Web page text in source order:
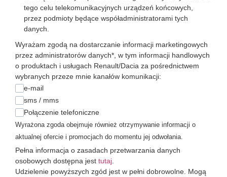
tego celu telekomunikacyjnych urządzeń końcowych,
przez podmioty będące współadministratorami tych
danych.
Wyrażam zgodą na dostarczanie informacji marketingowych
przez administratorów danych*, w tym informacji handlowych
o produktach i usługach Renault/Dacia za pośrednictwem
wybranych przeze mnie kanałów komunikacji:
e-mail
sms / mms
Połączenie telefoniczne
Wyrażona zgoda obejmuje również otrzymywanie informacji o
aktualnej ofercie i promocjach do momentu jej odwołania.
Pełna informacja o zasadach przetwarzania danych
osobowych dostępna jest tutaj
Udzielenie powyższych zgód jest w pełni dobrowolne. Mogą